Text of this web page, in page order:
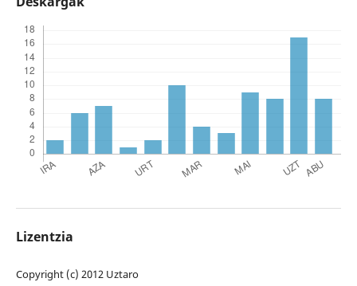
Lizentzia
Copyright (c) 2012 Uztaro